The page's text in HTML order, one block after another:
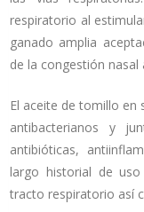
respiratorio al
ganado amplia
de la congestión nasal
El aceite de tomillo
antibacterianos y
antibióticas,
largo historial de
tracto respiratorio así